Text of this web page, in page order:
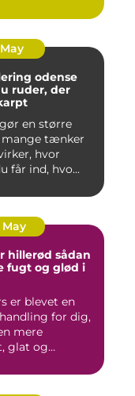
May
odense
ruder, der
en større
mange tænker
hvor
får ind, hvo...
May
sådan
fugt og glød i
er blevet en
for dig,
mere
glat og